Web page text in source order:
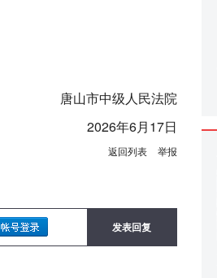
唐山市中级人民法院
2026年6月17日
返回列表 举报
发表回复